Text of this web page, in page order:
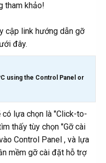
tham khảo!
cập link hướng dẫn gỡ
đây.
using the Control Panel or
lựa chọn là "Click-to-
thấy tùy chọn "Gỡ cài
Control Panel , và lựa
mềm gỡ cài đặt hỗ trợ